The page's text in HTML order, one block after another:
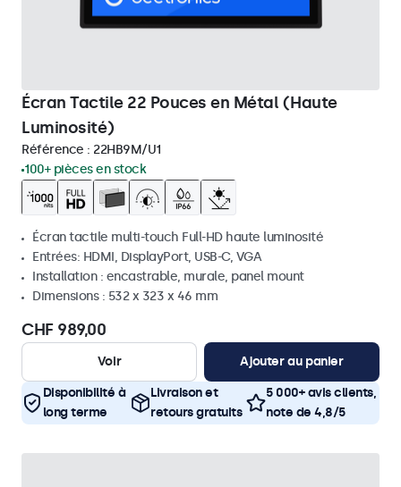
Écran Tactile 22 Pouces en Métal (Haute
Luminosité)
Référence : 22HB9M/U1
100+ pièces en stock
Écran tactile multi-touch Full-HD haute luminosité
Entrées: HDMI, DisplayPort, USB-C, VGA
Installation : encastrable, murale, panel mount
Dimensions : 532 x 323 x 46 mm
CHF 989,00
Voir Ajouter au panier
Disponibilité à
long terme
Livraison et
retours gratuits
5 000+ avis clients,
note de 4,8/5